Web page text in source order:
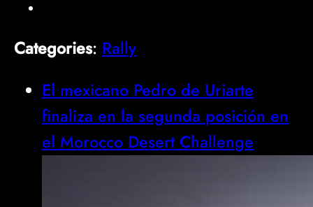
Categories: Rally
El mexicano Pedro de Uriarte
finaliza en la segunda posición en
el Morocco Desert Challenge